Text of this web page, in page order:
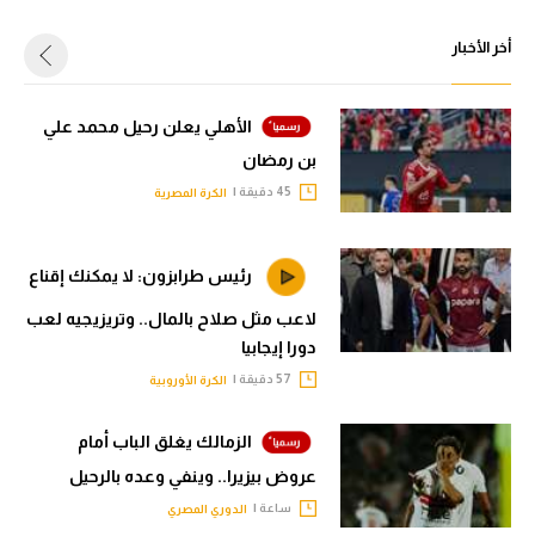
أخر الأخبار
الأهلي يعلن رحيل محمد علي
بن رمضان
الكرة المصرية
رئيس طرابزون: لا يمكنك إقناع
لاعب مثل صلاح بالمال.. وتريزيجيه لعب
دورا إيجابيا
الكرة الأوروبية
الزمالك يغلق الباب أمام
عروض بيزيرا.. وينفي وعده بالرحيل
ساعة | الدوري المصري